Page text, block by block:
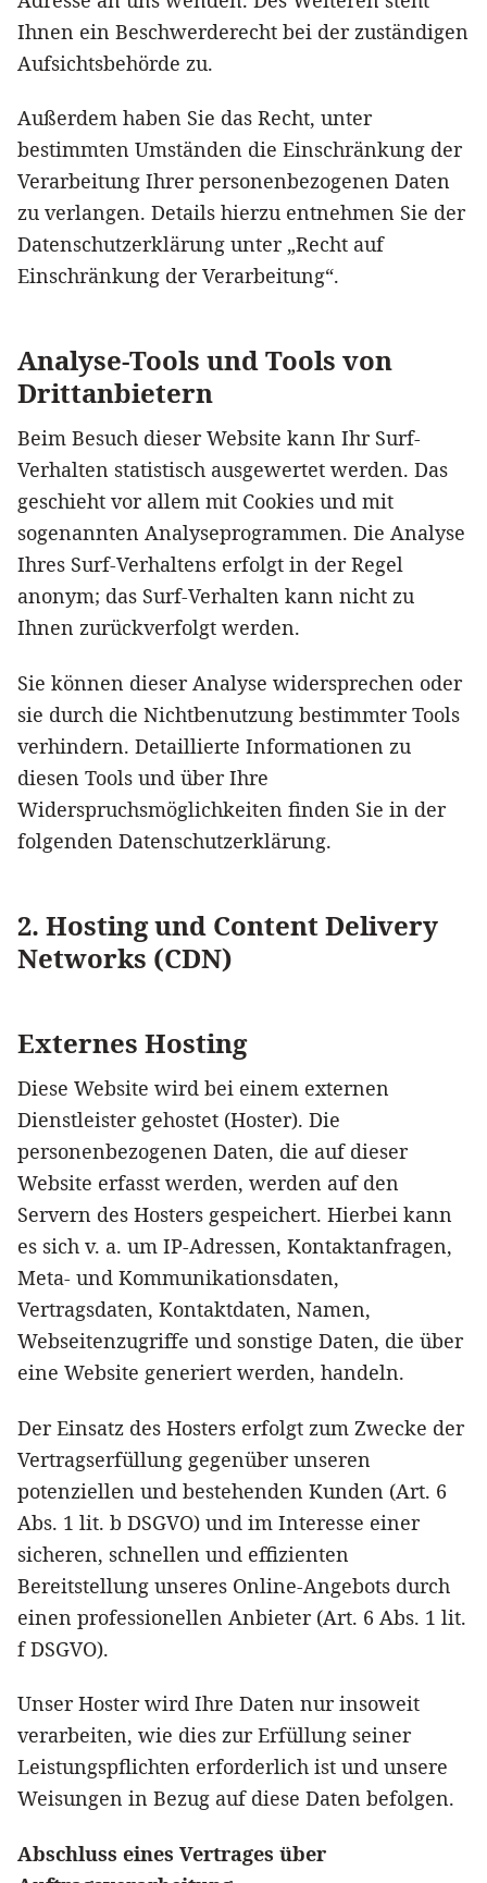
Ihnen ein Beschwerderecht bei der zuständigen
Aufsichtsbehörde zu.
Außerdem haben Sie das Recht, unter
bestimmten Umständen die Einschränkung der
Verarbeitung Ihrer personenbezogenen Daten
zu verlangen. Details hierzu entnehmen Sie der
Datenschutzerklärung unter „Recht auf
Einschränkung der Verarbeitung“.
Analyse-Tools und Tools von
Drittanbietern
Beim Besuch dieser Website kann Ihr Surf-
Verhalten statistisch ausgewertet werden. Das
geschieht vor allem mit Cookies und mit
sogenannten Analyseprogrammen. Die Analyse
Ihres Surf-Verhaltens erfolgt in der Regel
anonym; das Surf-Verhalten kann nicht zu
Ihnen zurückverfolgt werden.
Sie können dieser Analyse widersprechen oder
sie durch die Nichtbenutzung bestimmter Tools
verhindern. Detaillierte Informationen zu
diesen Tools und über Ihre
Widerspruchsmöglichkeiten finden Sie in der
folgenden Datenschutzerklärung.
2. Hosting und Content Delivery
Networks (CDN)
Externes Hosting
Diese Website wird bei einem externen
Dienstleister gehostet (Hoster). Die
personenbezogenen Daten, die auf dieser
Website erfasst werden, werden auf den
Servern des Hosters gespeichert. Hierbei kann
es sich v. a. um IP-Adressen, Kontaktanfragen,
Meta- und Kommunikationsdaten,
Vertragsdaten, Kontaktdaten, Namen,
Webseitenzugriffe und sonstige Daten, die über
eine Website generiert werden, handeln.
Der Einsatz des Hosters erfolgt zum Zwecke der
Vertragserfüllung gegenüber unseren
potenziellen und bestehenden Kunden (Art. 6
Abs. 1 lit. b DSGVO) und im Interesse einer
sicheren, schnellen und effizienten
Bereitstellung unseres Online-Angebots durch
einen professionellen Anbieter (Art. 6 Abs. 1 lit.
f DSGVO).
Unser Hoster wird Ihre Daten nur insoweit
verarbeiten, wie dies zur Erfüllung seiner
Leistungspflichten erforderlich ist und unsere
Weisungen in Bezug auf diese Daten befolgen.
Abschluss eines Vertrages über